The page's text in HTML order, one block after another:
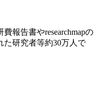
報告書やresearchmapの
た研究者等約30万人で